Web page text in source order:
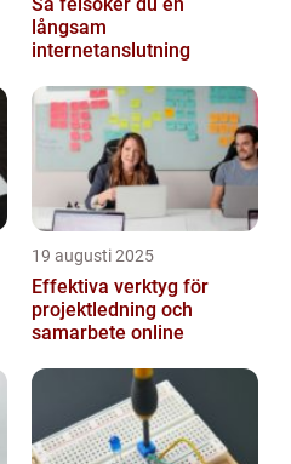
långsam
internetanslutning
19 augusti 2025
Effektiva verktyg för
projektledning och
samarbete online